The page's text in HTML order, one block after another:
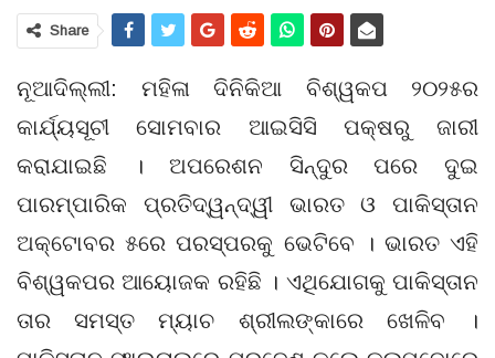
Share
ନୂଆଦିଲ୍ଲୀ: ମହିଳା ଦିନିକିଆ ବିଶ୍ୱକପ ୨୦୨୫ର
କାର୍ଯ୍ୟସୂଚୀ ସୋମବାର ଆଇସିସି ପକ୍ଷରୁ ଜାରୀ
କରାଯାଇଛି । ଅପରେଶନ ସିନ୍ଦୁର ପରେ ଦୁଇ
ପାରମ୍ପାରିକ ପ୍ରତିଦ୍ୱନ୍ଦ୍ୱୀ ଭାରତ ଓ ପାକିସ୍ତାନ
ଅକ୍ଟୋବର ୫ରେ ପରସ୍ପରକୁ ଭେଟିବେ । ଭାରତ ଏହି
ବିଶ୍ୱକପର ଆୟୋଜକ ରହିଛି । ଏଥିଯୋଗକୁ ପାକିସ୍ତାନ
ତାର ସମସ୍ତ ମ୍ୟାଚ ଶ୍ରୀଲଙ୍କାରେ ଖେଳିବ ।